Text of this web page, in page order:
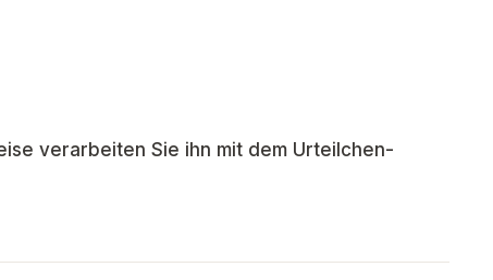
verarbeiten Sie ihn mit dem Urteilchen-